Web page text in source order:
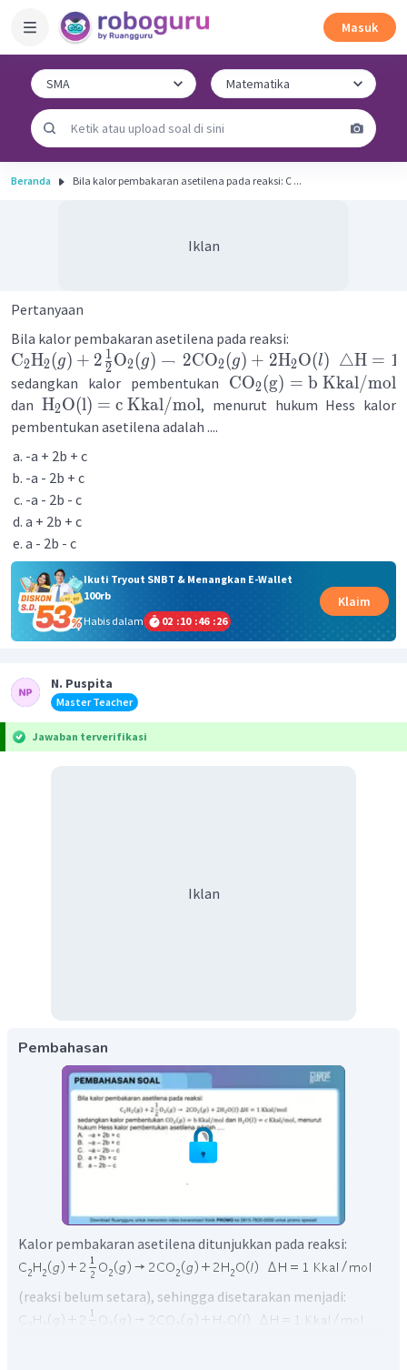
Masuk
Beranda Bila kalor pembakaran asetilena pada reaksi: C ...
Iklan
Pertanyaan
Bila kalor pembakaran asetilena pada reaksi:
C2H2(g) + 2 2
1 O2(g) → 2CO2(g) + 2H2O(l) △H = 1
sedangkan kalor pembentukan CO2(g) = b Kkal/mol
dan H2O(l) = c Kkal/mol, menurut hukum Hess kalor
pembentukan asetilena adalah ....
-a + 2b + c
-a - 2b + c
-a - 2b - c
a + 2b + c
a - 2b - c
Ikuti Tryout SNBT & Menangkan E-Wallet
100rb
Habis dalam
02 :10 :46 :26
Klaim
N. Puspita
Master Teacher
Jawaban terverifikasi
Iklan
Pembahasan
Kalor pembakaran asetilena ditunjukkan pada reaksi:
(reaksi belum setara), sehingga disetarakan menjadi: